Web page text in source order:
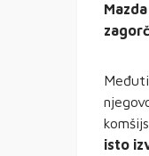
isto